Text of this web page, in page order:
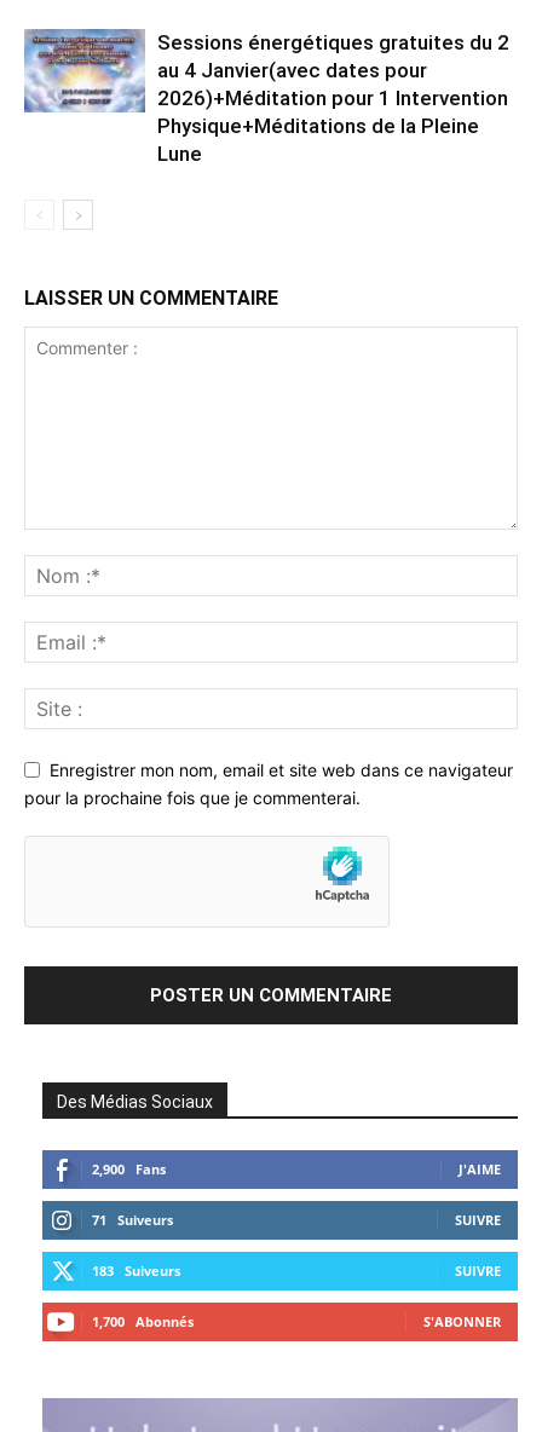
Sessions énergétiques gratuites du 2
au 4 Janvier(avec dates pour
2026)+Méditation pour 1 Intervention
Physique+Méditations de la Pleine
Lune
LAISSER UN COMMENTAIRE
Enregistrer mon nom, email et site web dans ce navigateur
pour la prochaine fois que je commenterai.
Des Médias Sociaux
2,900 Fans J'AIME
71 Suiveurs SUIVRE
183 Suiveurs SUIVRE
1,700 Abonnés S'ABONNER